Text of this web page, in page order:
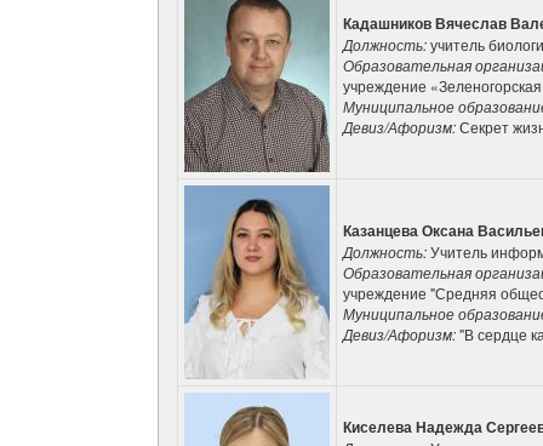
Кадашников Вячеслав
Должность:учитель
Образовательная
учреждение
Муниципальное
Девиз/Афоризм:Секрет
Казанцева Оксана
Должность:Учитель
Образовательная
учреждение "Средняя
Муниципальное
Девиз/Афоризм:"В сердце
Киселева Надежда